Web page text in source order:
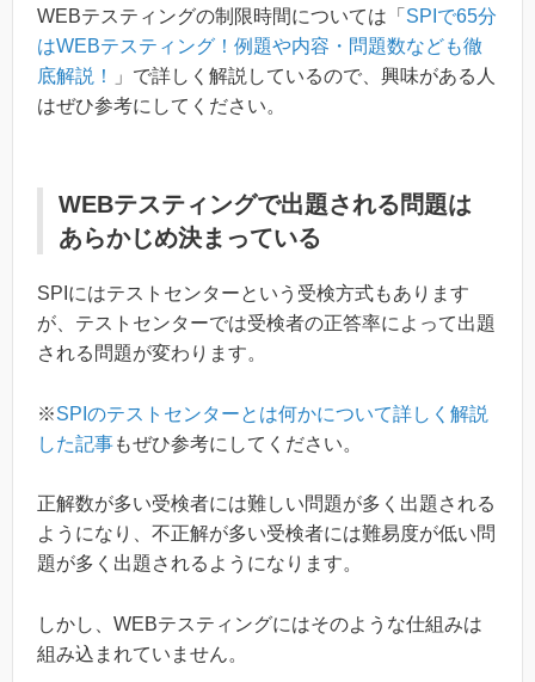
WEBテスティングの制限時間については「 SPIで65分
はWEBテスティング！例題や内容・問題数なども徹
底解説！
」で詳しく解説しているので、興味がある人
はぜひ参考にしてください。
WEBテスティングで出題される問題は
あらかじめ決まっている
SPIにはテストセンターという受検方式もあります
が、テストセンターでは受検者の正答率によって出題
される問題が変わります。
※SPIのテストセンターとは何かについて詳しく解説
した記事もぜひ参考にしてください。
正解数が多い受検者には難しい問題が多く出題される
ようになり、不正解が多い受検者には難易度が低い問
題が多く出題されるようになります。
しかし、WEBテスティングにはそのような仕組みは
組み込まれていません。